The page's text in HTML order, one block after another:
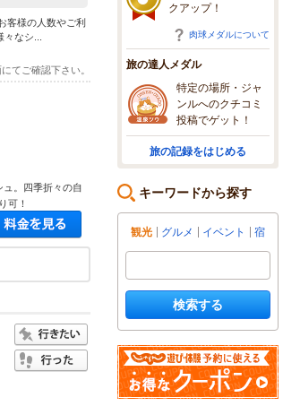
客様の人数やご利
なシ...
てご確認下さい。
。四季折々の自
可！
空き状況・料金を見る
クアップ！
肉球メダルについて
旅の達人メダル
特定の場所・ジャ
ンルへのクチコミ
投稿でゲット！
旅の記録をはじめる
キーワードから探す
観光 グルメ イベント 宿
検索する